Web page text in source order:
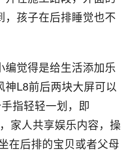
，孩子在后排睡觉也不
编觉得是给生活添加乐
神L8前后两块大屏可以
指轻轻一划，即
家人共享娱乐内容，操
在后排的宝贝或者父母